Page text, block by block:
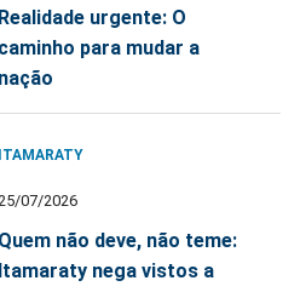
Realidade urgente: O
caminho para mudar a
nação
ITAMARATY
25/07/2026
Quem não deve, não teme:
Itamaraty nega vistos a